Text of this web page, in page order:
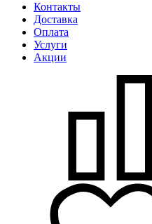
Контакты
Доставка
Оплата
Услуги
Акции